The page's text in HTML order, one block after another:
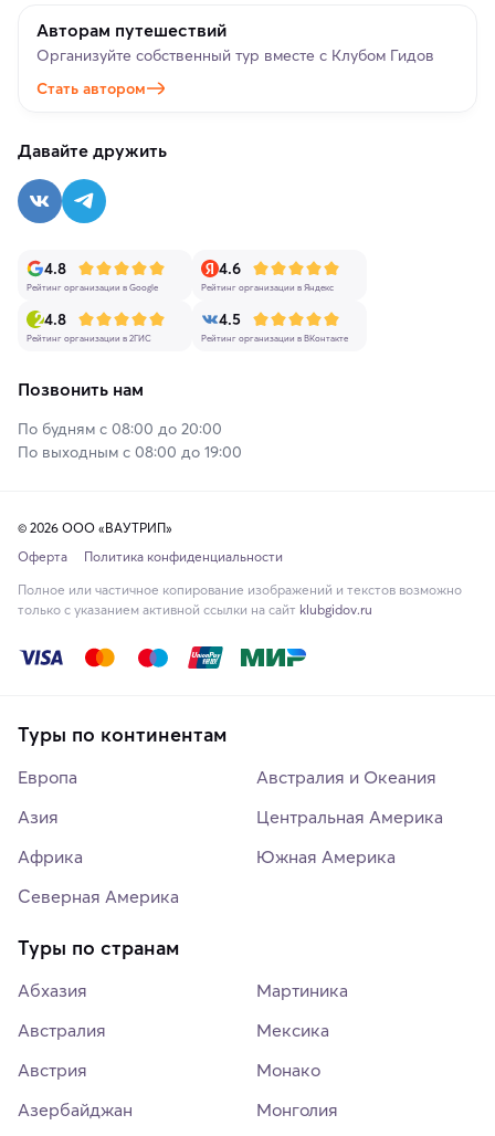
Авторам путешествий
Организуйте собственный тур вместе с Клубом Гидов
Стать автором
Давайте дружить
4.8
Рейтинг организации в Google
4.6
Рейтинг организации в Яндекс
4.8
Рейтинг организации в 2ГИС
4.5
Рейтинг организации в ВКонтакте
Позвонить нам
По будням с 08:00 до 20:00
По выходным с 08:00 до 19:00
© 2026 ООО «ВАУТРИП»
Оферта
Политика конфиденциальности
Полное или частичное копирование изображений и текстов возможно
только с указанием активной ссылки на сайт klubgidov.ru
Туры по континентам
Европа
Азия
Африка
Северная Америка
Австралия и Океания
Центральная Америка
Южная Америка
Туры по странам
Абхазия
Австралия
Австрия
Азербайджан
Мартиника
Мексика
Монако
Монголия